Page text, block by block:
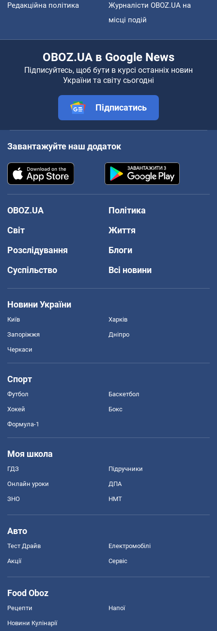
Редакційна політика
Журналісти OBOZ.UA на
місці подій
OBOZ.UA в Google News
Підписуйтесь, щоб бути в курсі останніх новин
України та світу сьогодні
Підписатись
Завантажуйте наш додаток
OBOZ.UA
Політика
Світ
Життя
Розслідування
Блоги
Суспільство
Всі новини
Новини України
Київ Харків
Запоріжжя Дніпро
Черкаси
Спорт
Футбол Баскетбол
Хокей Бокс
Формула-1
Моя школа
ГДЗ Підручники
Онлайн уроки ДПА
ЗНО НМТ
Авто
Тест Драйв Електромобілі
Акції Сервіс
Food Oboz
Рецепти Напої
Новини Кулінарії